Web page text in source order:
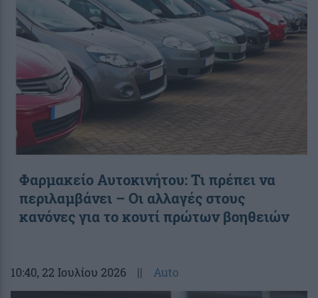
Φαρμακείο Αυτοκινήτου: Τι πρέπει να
περιλαμβάνει – Οι αλλαγές στους
κανόνες για το κουτί πρώτων βοηθειών
10:40, 22 Ιουλίου 2026 || Auto